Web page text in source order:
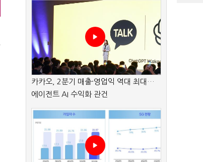
카카오, 2분기 매출·영업익 역대 최대…
에이전트 AI 수익화 관건